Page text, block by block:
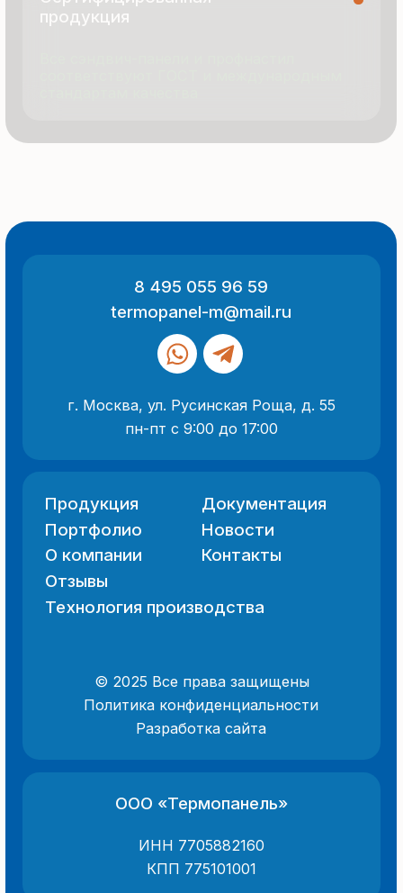
Технология производства
Отзывы
Все указанные на сайте цены
и информация носят информационный
характер и не являются публичной
офертой (ст. 437 ГК РФ).
ИНН 7705882160